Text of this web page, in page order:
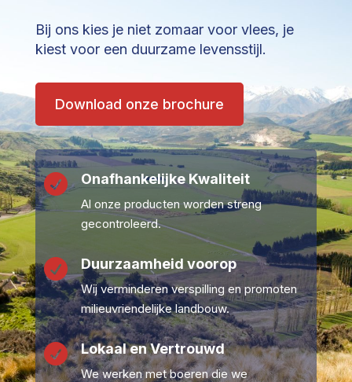
Bij ons kies je niet zomaar voor vlees, je
kiest voor een duurzame levensstijl.
Download onze brochure
 Onafhankelijke Kwaliteit
Al onze producten worden streng
gecontroleerd.
 Duurzaamheid voorop
Wij verminderen verspilling en promoten
milieuvriendelijke landbouw.
 Lokaal en Vertrouwd
We werken met boeren die we